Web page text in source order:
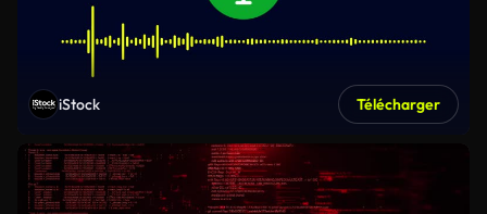
iStock Télécharger